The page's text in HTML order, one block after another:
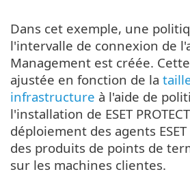
Dans cet exemple, une
l'intervalle de connexion de
Management est créée.
ajustée en fonction de la
infrastructure à l'aide de
l'installation de ESET
déploiement des agents
des produits de points de
sur les machines clientes.